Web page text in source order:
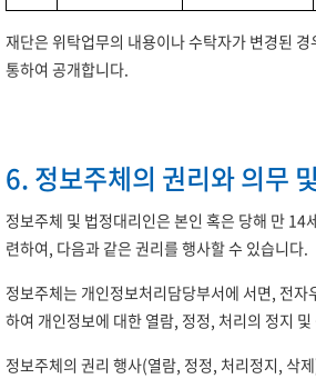
재단은 위탁업무의 내용이나 수탁자가 변경된
통하여 공개합니다.
6. 정보주체의 권리와 의무
정보주체 및 법정대리인은 본인 혹은 당해 만 14
련하여, 다음과 같은 권리를 행사할 수 있습니다.
정보주체는 개인정보처리담당부서에 서면, 전
하여 개인정보에 대한 열람, 정정, 처리의 정지
정보주체의 권리 행사(열람, 정정, 처리정지, 삭